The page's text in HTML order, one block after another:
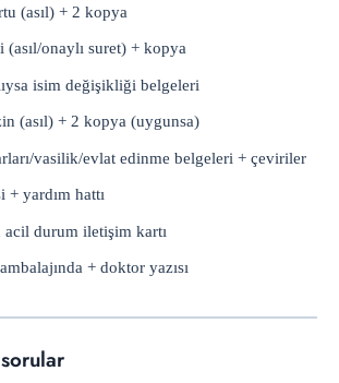
(asıl) + 2 kopya
(asıl/onaylı suret) + kopya
isim değişikliği belgeleri
(asıl) + 2 kopya (uygunsa)
vasilik/evlat edinme belgeleri + çeviriler
+ yardım hattı
durum iletişim kartı
+ doktor yazısı